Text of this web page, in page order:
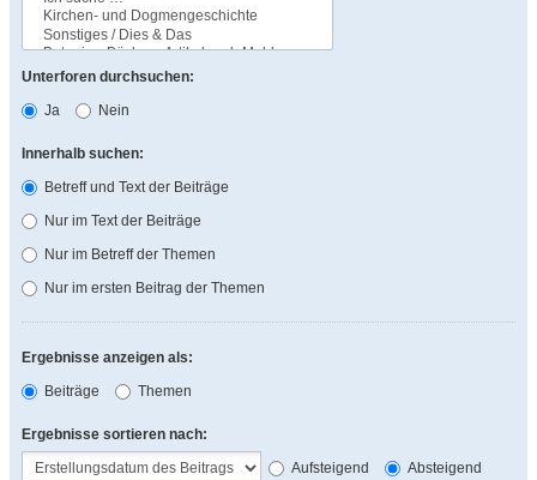
Unterforen durchsuchen:
Ja
Nein
Innerhalb suchen:
Betreff und Text der Beiträge
Nur im Text der Beiträge
Nur im Betreff der Themen
Nur im ersten Beitrag der Themen
Ergebnisse anzeigen als:
Beiträge
Themen
Ergebnisse sortieren nach:
Aufsteigend
Absteigend